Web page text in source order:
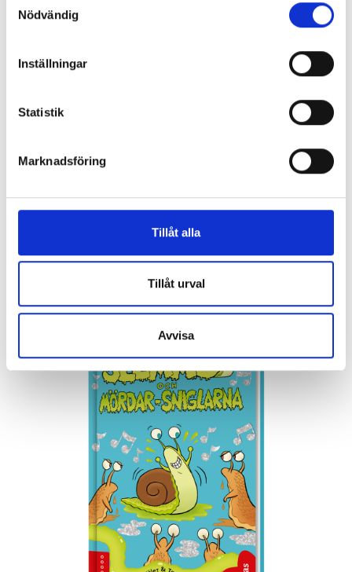
Nödvändig
Inställningar
Statistik
Marknadsföring
Tillåt alla
Tillåt urval
Avvisa
Flugo-docka Full fart, Flugo!
Kunder har även köpt